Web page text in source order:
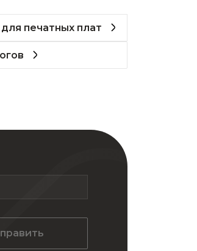
печатных плат